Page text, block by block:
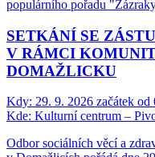
populárního pořadu
SETKÁNÍ SE
V RÁMCI
DOMAŽLICKU
Kdy: 29. 9. 2026 začátek od
Kde: Kulturní centrum –
Odbor sociálních věcí a